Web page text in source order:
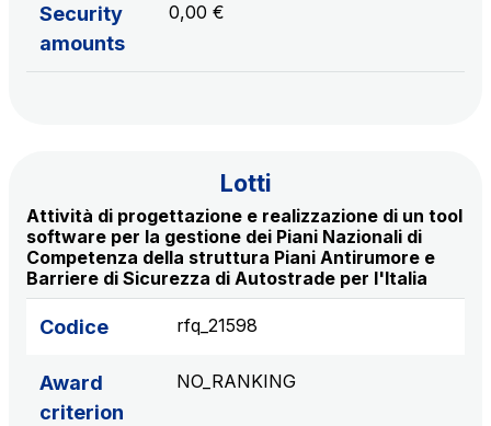
Network Km: 32
Concession expiring in 2032
Società Autostrada Tirrenica p.A.
Security
amounts
0,00 €
Lotti
Attività di progettazione e realizzazione di un tool
software per la gestione dei Piani Nazionali di
Competenza della struttura Piani Antirumore e
Barriere di Sicurezza di Autostrade per l'Italia
Codice rfq_21598
Award
criterion
NO_RANKING